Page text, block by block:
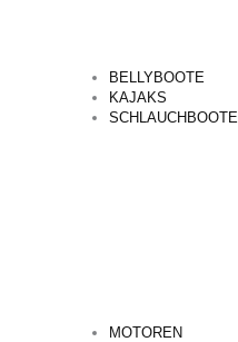
BELLYBOOTE
KAJAKS
SCHLAUCHBOOTE
MOTOREN